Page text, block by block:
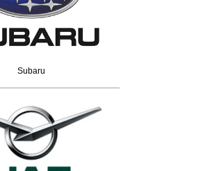
Subaru